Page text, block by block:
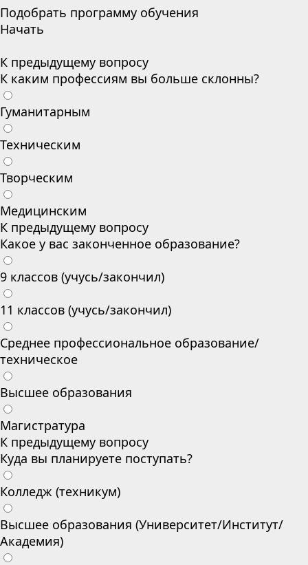
Подобрать программу обучения
Начать
К предыдущему вопросу
К каким профессиям вы больше склонны?
Гуманитарным
Техническим
Творческим
Медицинским
К предыдущему вопросу
Какое у вас законченное образование?
9 классов (учусь/закончил)
11 классов (учусь/закончил)
Среднее профессиональное образование/
техническое
Высшее образования
Магистратура
К предыдущему вопросу
Куда вы планируете поступать?
Колледж (техникум)
Высшее образования (Университет/Институт/
Академия)